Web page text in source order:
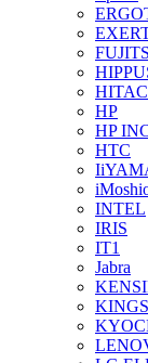
HP
HP
HTC
INTEL
IRIS
IT1
Jabra